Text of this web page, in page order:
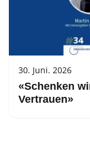
30. Juni. 2026
«Schenken
Vertrauen»